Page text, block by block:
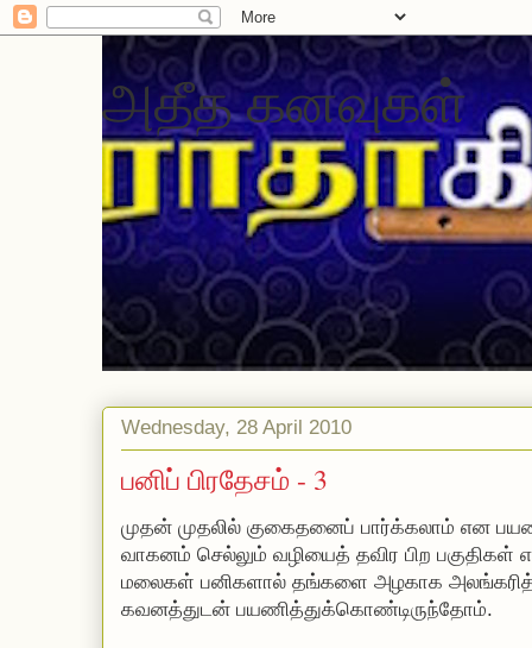
அதீத கனவுகள்
Wednesday, 28 April 2010
பனிப் பிரதேசம் - 3
முதன் முதலில் குகைதனைப் பார்க்கலாம் என
வாகனம் செல்லும் வழியைத் தவிர பிற பகுதிகள்
மலைகள் பனிகளால் தங்களை அழகாக
கவனத்துடன் பயணித்துக்கொண்டிருந்தோம்.